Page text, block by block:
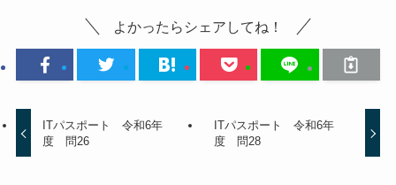
よかったらシェアしてね！
ITパスポート 令和6年
度 問26
ITパスポート 令和6年
度 問28